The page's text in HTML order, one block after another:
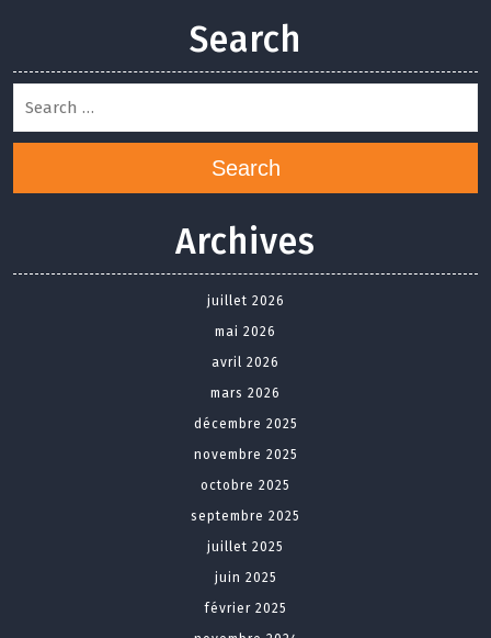
Search
Search
Archives
juillet 2026
mai 2026
avril 2026
mars 2026
décembre 2025
novembre 2025
octobre 2025
septembre 2025
juillet 2025
juin 2025
février 2025